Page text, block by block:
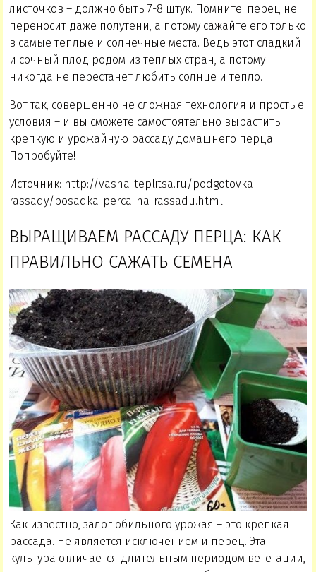
листочков – должно быть 7-8 штук. Помните: перец не
переносит даже полутени, а потому сажайте его только
в самые теплые и солнечные места. Ведь этот сладкий
и сочный плод родом из теплых стран, а потому
никогда не перестанет любить солнце и тепло.
Вот так, совершенно не сложная технология и простые
условия – и вы сможете самостоятельно вырастить
крепкую и урожайную рассаду домашнего перца.
Попробуйте!
Источник: http://vasha-teplitsa.ru/podgotovka-
rassady/posadka-perca-na-rassadu.html
ВЫРАЩИВАЕМ РАССАДУ ПЕРЦА: КАК
ПРАВИЛЬНО САЖАТЬ СЕМЕНА
Как известно, залог обильного урожая – это крепкая
рассада. Не является исключением и перец. Эта
культура отличается длительным периодом вегетации,